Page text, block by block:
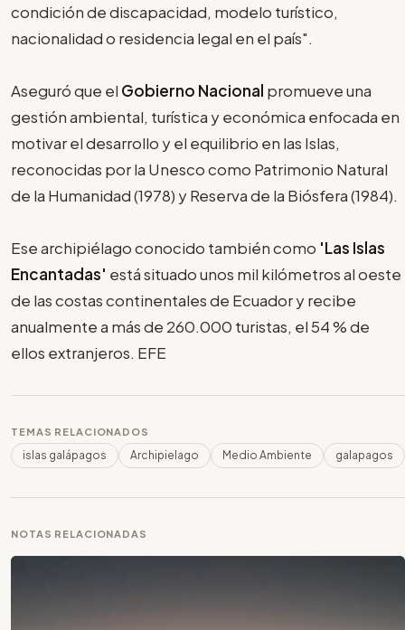
condición de discapacidad, modelo turístico,
nacionalidad o residencia legal en el país".
Aseguró que el Gobierno Nacional promueve una
gestión ambiental, turística y económica enfocada en
motivar el desarrollo y el equilibrio en las Islas,
reconocidas por la Unesco como Patrimonio Natural
de la Humanidad (1978) y Reserva de la Biósfera (1984).
Ese archipiélago conocido también como 'Las Islas
Encantadas' está situado unos mil kilómetros al oeste
de las costas continentales de Ecuador y recibe
anualmente a más de 260.000 turistas, el 54 % de
ellos extranjeros. EFE
TEMAS RELACIONADOS
islas galápagos Archipielago Medio Ambiente galapagos
NOTAS RELACIONADAS